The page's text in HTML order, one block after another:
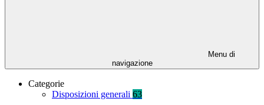
Menu di
navigazione
Categorie
Disposizioni generali 63